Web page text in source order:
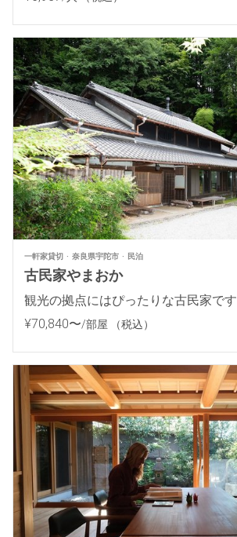
一軒家貸切 奈良県宇陀市 民泊
古民家やまおか
観光の拠点にはぴったりな古民家です
¥70,840〜/部屋 （税込）